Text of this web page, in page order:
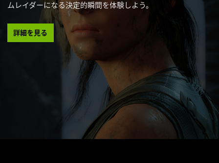
ムレイダーになる決定的瞬間を体験しよう。
詳細を見る